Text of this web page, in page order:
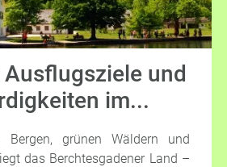
Ausflugsziele und
im...
Bergen, grünen Wäldern und
das Berchtesgadener Land –